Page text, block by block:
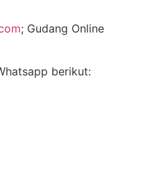
; Gudang Online
berikut: